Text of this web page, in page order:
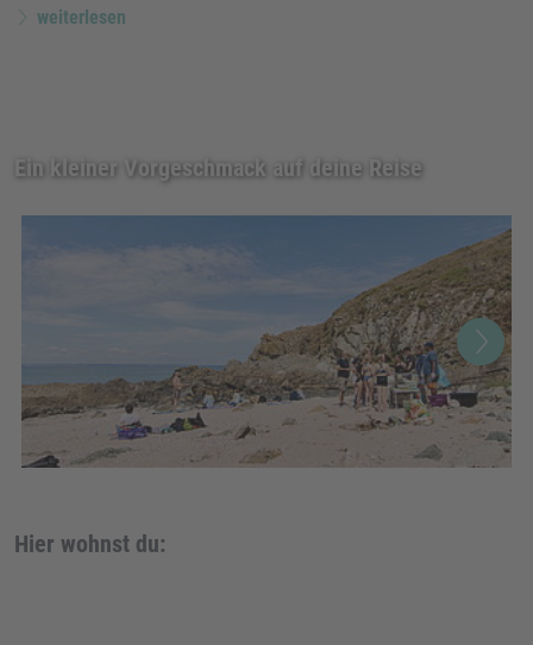
weiterlesen
Ein kleiner Vorgeschmack auf deine Reise
Hier wohnst du: